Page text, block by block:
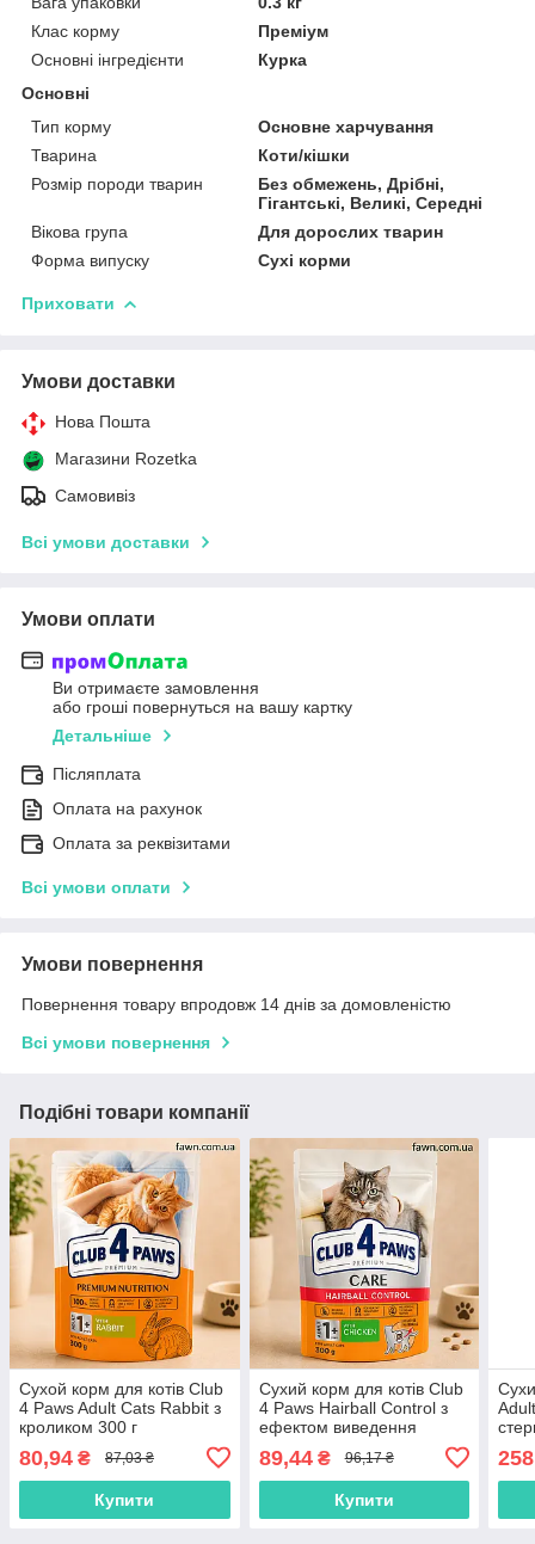
Клас корму
Преміум
Основні інгредієнти
Курка
Основні
Тип корму
Основне харчування
Тварина
Коти/кішки
Розмір породи тварин
Без обмежень, Дрібні,
Гігантські, Великі, Середні
Вікова група
Для дорослих тварин
Форма випуску
Сухі корми
Приховати
Умови доставки
Нова Пошта
Магазини Rozetka
Самовивіз
Всі умови доставки
Умови оплати
Ви отримаєте замовлення
або гроші повернуться на вашу картку
Детальніше
Післяплата
Оплата на рахунок
Оплата за реквізитами
Всі умови оплати
Умови повернення
Повернення товару впродовж 14 днів за домовленістю
Всі умови повернення
Подібні товари компанії
Сухой корм для котів Club
4 Paws Adult Cats Rabbit з
кроликом 300 г
80,94 ₴ 87,03 ₴
Купити
Сухий корм для котів Club
4 Paws Hairball Control з
ефектом виведення
шерсті з травного тракту
300 г
89,44₴ 96,17 ₴
Купити